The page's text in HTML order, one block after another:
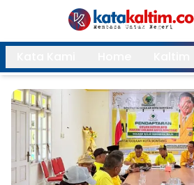
Daerah
Kukar
Samarinda
Bontang
Balikpapan
Kubar
Kutim
PPU
Mahulu
Search